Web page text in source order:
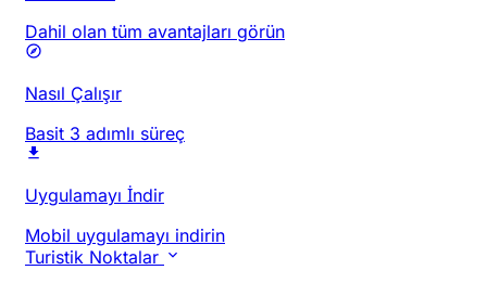
Dahil olan tüm avantajları görün
Nasıl Çalışır
Basit 3 adımlı süreç
Uygulamayı İndir
Mobil uygulamayı indirin
Turistik Noktalar